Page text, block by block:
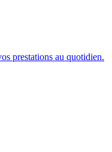
prestations au quotidien.